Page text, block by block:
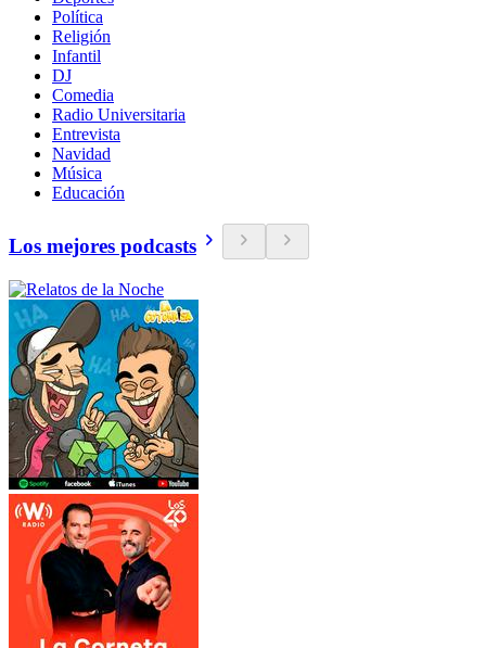
Política
Religión
Infantil
DJ
Comedia
Radio Universitaria
Entrevista
Navidad
Música
Educación
Los mejores podcasts